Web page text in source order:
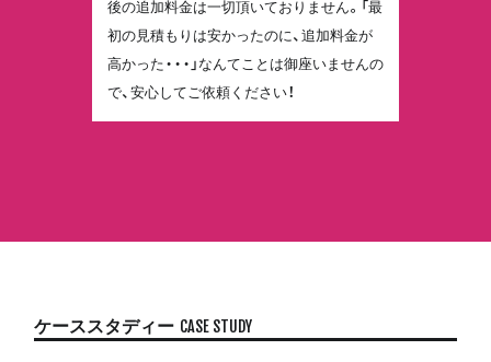
後の追加料金は一切頂いておりません。「最
初の見積もりは安かったのに、追加料金が
高かった・・・」なんてことは御座いませんの
で、安心してご依頼ください！
ケーススタディー CASE STUDY